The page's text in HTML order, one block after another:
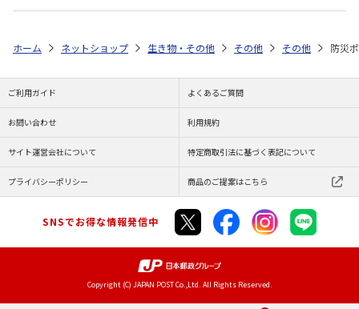
ホーム ネットショップ 生き物・その他 その他 その他 防災
ご利用ガイド よくあるご質問
お問い合わせ 利用規約
サイト運営会社について 特定商取引法に基づく表記について
プライバシーポリシー 商品のご提案はこちら
SNSでお得な情報発信中
Copyright (C) JAPAN POST Co.,Ltd. All Rights Reserved.